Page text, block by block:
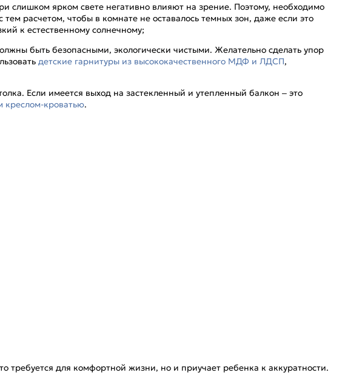
слишком ярком свете негативно влияют на зрение. Поэтому, необходимо
расчетом, чтобы в комнате не оставалось темных зон, даже если это
к естественному солнечному;
быть безопасными, экологически чистыми. Желательно сделать упор
детские гарнитуры из высококачественного МДФ и ЛДСП,
Если имеется выход на застекленный и утепленный балкон – это
креслом-кроватью.
требуется для комфортной жизни, но и приучает ребенка к аккуратности.